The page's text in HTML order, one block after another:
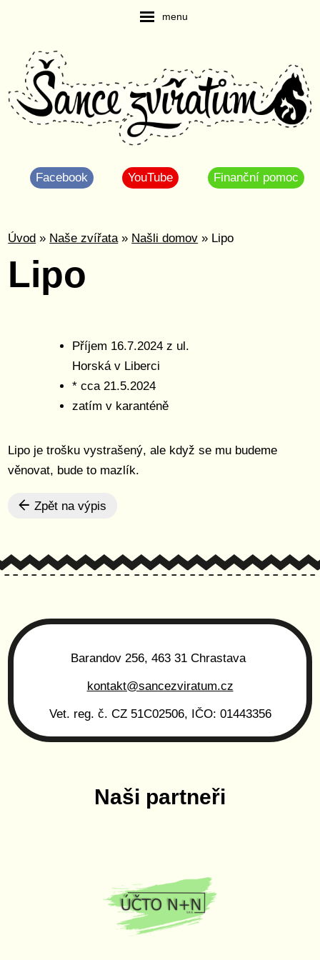
menu
Facebook YouTube Finanční pomoc
Úvod » Naše zvířata» Našli domov » Lipo
Lipo
Lipo je trošku vystrašený, ale když se mu budeme
věnovat, bude to mazlík.
Zpět na výpis
Příjem 16.7.2024 z ul.
Horská v Liberci
* cca 21.5.2024
zatím v karanténě
Barandov 256, 463 31 Chrastava
kontakt@sancezviratum.cz
Vet. reg. č. CZ 51C02506, IČO: 01443356
Naši partneři